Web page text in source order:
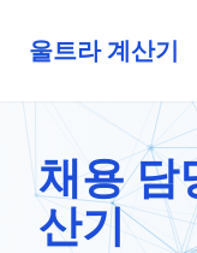
울트라 계산기
채용 담
산기